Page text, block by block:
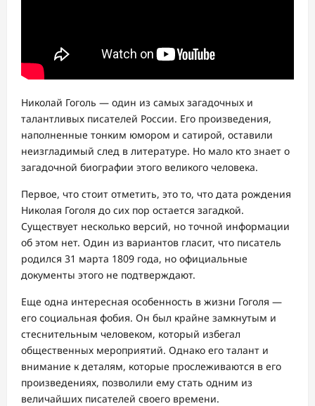
Николай Гоголь — один из самых загадочных и
талантливых писателей России. Его произведения,
наполненные тонким юмором и сатирой, оставили
неизгладимый след в литературе. Но мало кто знает о
загадочной биографии этого великого человека.
Первое, что стоит отметить, это то, что дата рождения
Николая Гоголя до сих пор остается загадкой.
Существует несколько версий, но точной информации
об этом нет. Один из вариантов гласит, что писатель
родился 31 марта 1809 года, но официальные
документы этого не подтверждают.
Еще одна интересная особенность в жизни Гоголя —
его социальная фобия. Он был крайне замкнутым и
стеснительным человеком, который избегал
общественных мероприятий. Однако его талант и
внимание к деталям, которые прослеживаются в его
произведениях, позволили ему стать одним из
величайших писателей своего времени.